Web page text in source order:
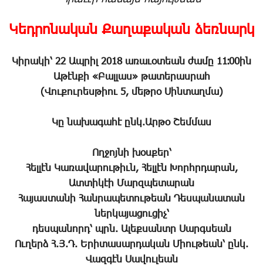
Կեդրոնական Քաղաքական ձեռնարկ
Կիրակի՝ 22 Ապրիլ 2018 առաւօտեան ժամը 11։00ին
Աթէնքի «Բալլաս» թատերասրահ
(Վուքուրեսթիու 5, մեթրօ Սինտաղմա)
Կը նախագահէ ընկ.Արթօ Շեմմաս
Ողջոյնի խօսքեր՝
Հելլէն Կառավարութիւն, Հելլէն Խորհրդարան,
Ատտիկէի Մարզպետարան
Հայաստանի Հանրապետութեան Դեսպանատան
ներկայացուցիչ՝
դեսպանորդ՝ պրն. Ալեքսանտր Սարգսեան
Ուղերձ Հ.Յ.Դ. Երիտասարդական Միութեան՝ ընկ.
Վազգէն Սավուլեան